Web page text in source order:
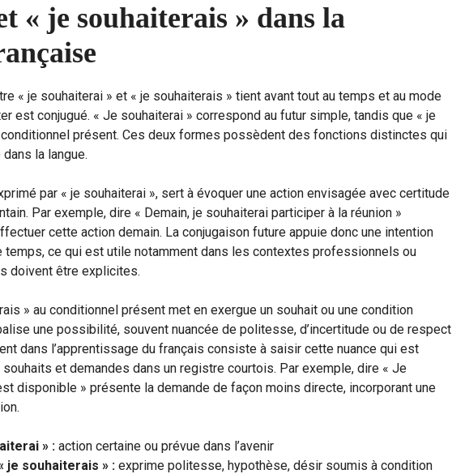
« je souhaiterais » dans la
« je souhaiterai » et « je souhaiterais » tient avant tout au temps et au mode
est conjugué. « Je souhaiterai » correspond au futur simple, tandis que « je
présent. Ces deux formes possèdent des fonctions distinctes qui
la langue.
par « je souhaiterai », sert à évoquer une action envisagée avec certitude
Par exemple, dire « Demain, je souhaiterai participer à la réunion »
cette action demain. La conjugaison future appuie donc une intention
temps, ce qui est utile notamment dans les contextes professionnels ou
doivent être explicites.
» au conditionnel présent met en exergue un souhait ou une condition
une possibilité, souvent nuancée de politesse, d’incertitude ou de respect
dans l’apprentissage du français consiste à saisir cette nuance qui est
et demandes dans un registre courtois. Par exemple, dire « Je
disponible » présente la demande de façon moins directe, incorporant une
» : action certaine ou prévue dans l’avenir
je souhaiterais » : exprime politesse, hypothèse, désir soumis à condition